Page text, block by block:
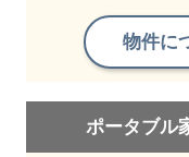
物件に
ポータブル